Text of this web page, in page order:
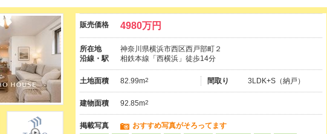
販売価格 4980万円
所在地
神奈川県横浜市西区西戸部町２
沿線・駅
相鉄本線「西横浜」徒歩14分
土地面積 82.99m2 間取り 3LDK+S（納戸）
建物面積 92.85m2
掲載写真 おすすめ写真がそろってます